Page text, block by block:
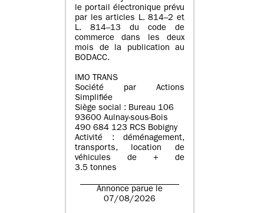
le portail électronique prévu
par les articles L. 814–2 et
L. 814–13 du code de
commerce dans les deux
mois de la publication au
BODACC.
IMO TRANS
Société par Actions
Simplifiée
Siège social : Bureau 106
93600 Aulnay-sous-Bois
490 684 123 RCS Bobigny
Activité : déménagement,
transports, location de
véhicules de + de
3.5 tonnes
Annonce parue le
07/08/2026